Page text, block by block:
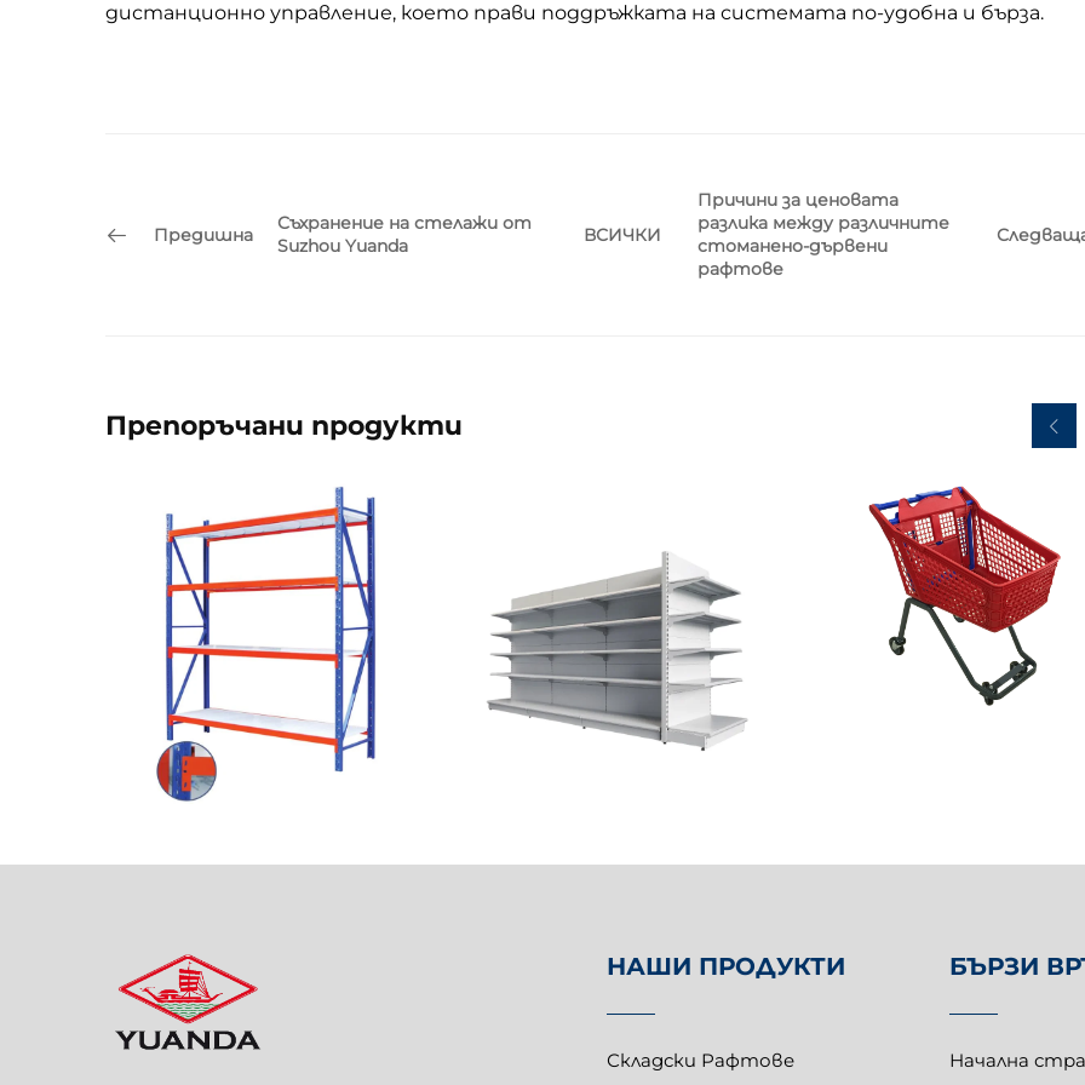
дистанционно управление, което прави поддръжката на системата по-удобна и бърза.
Предишна
Съхранение на стелажи от
Suzhou Yuanda
ВСИЧКИ
Причини за ценовата
разлика между различните
стоманено-дървени
рафтове
Препоръчани продукти
НАШИ ПРОДУКТИ
Складски Рафтове
БЪРЗИ
Начална